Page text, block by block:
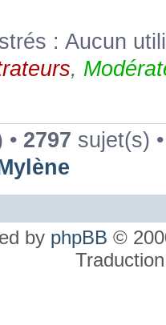
: Aucun
,
• 2797 sujet(s)
by phpBB ©